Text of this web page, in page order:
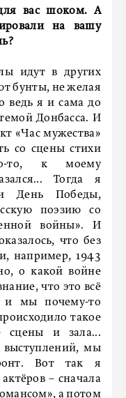
вас шоком. А
на вашу
идут в других
бунты, не желая
ведь я и сама до
Донбасса. И
«Час мужества»
со сцены стихи
то, к моему
Тогда я
День Победы,
поэзию со
войны». И
что без
например, 1943
о какой войне
что это всё
и мы почему-то
такое
сцены и зала...
выступлений, мы
Вот так я
– сначала
а потом